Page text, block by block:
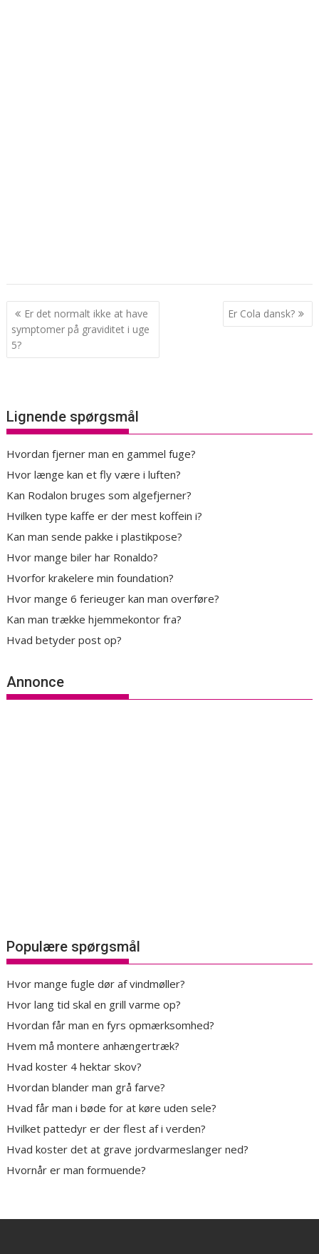
Indlægsnavigation
Er det normalt ikke at have
symptomer på graviditet i uge
5?
Er Cola dansk?
Lignende spørgsmål
Hvordan fjerner man en gammel fuge?
Hvor længe kan et fly være i luften?
Kan Rodalon bruges som algefjerner?
Hvilken type kaffe er der mest koffein i?
Kan man sende pakke i plastikpose?
Hvor mange biler har Ronaldo?
Hvorfor krakelere min foundation?
Hvor mange 6 ferieuger kan man overføre?
Kan man trække hjemmekontor fra?
Hvad betyder post op?
Annonce
Populære spørgsmål
Hvor mange fugle dør af vindmøller?
Hvor lang tid skal en grill varme op?
Hvordan får man en fyrs opmærksomhed?
Hvem må montere anhængertræk?
Hvad koster 4 hektar skov?
Hvordan blander man grå farve?
Hvad får man i bøde for at køre uden sele?
Hvilket pattedyr er der flest af i verden?
Hvad koster det at grave jordvarmeslanger ned?
Hvornår er man formuende?